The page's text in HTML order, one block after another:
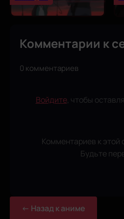
Комментарии к
0 комментариев
Войдите, чтобы
Комментариев к этой
Будьте
← Назад к аниме